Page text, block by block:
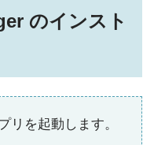
のインスト
リを起動します。